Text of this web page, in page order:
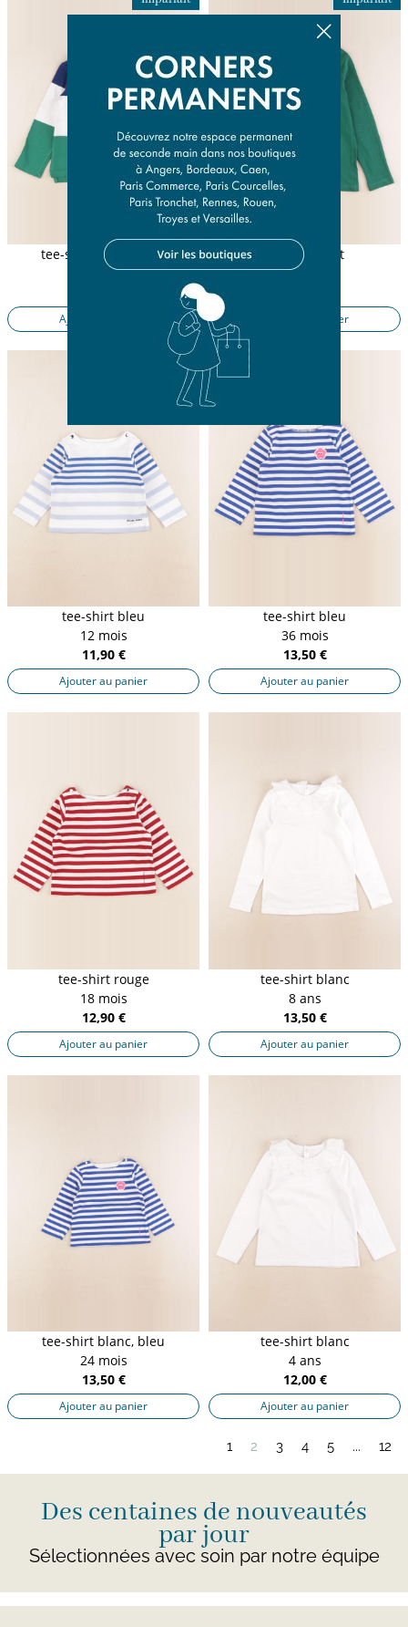
tee-shirt multicolore
4 ans
Ajouter au panier
tee-shirt vert
8 ans
Ajouter au panier
tee-shirt bleu
12 mois
11,90 €
Ajouter au panier
tee-shirt bleu
36 mois
13,50 €
Ajouter au panier
tee-shirt rouge
18 mois
12,90 €
Ajouter au panier
tee-shirt blanc
8 ans
13,50 €
Ajouter au panier
tee-shirt blanc, bleu
24 mois
13,50 €
Ajouter au panier
tee-shirt blanc
4 ans
12,00 €
Ajouter au panier
1 2 3 4 5 ... 12
Des centaines de nouveautés
par jour
Sélectionnées avec soin par notre équipe